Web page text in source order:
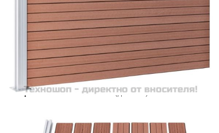
Безплатна доставка до адрес при плащане по банков път
Кафяв
Материал:
Дървонапълнен полимерен композит (WPC),
алуминий, стомана
8720286194775
Общи размери:
175 x 146 cм (Ш х В)
Размери на стълба:
7 x 7 x 145 см (Д x Ш x В)
крайната шина: